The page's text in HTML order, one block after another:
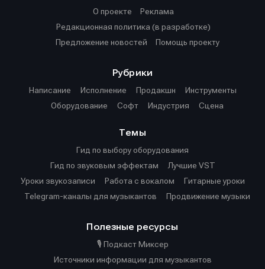
О проекте
Реклама
Редакционная политика (в разработке)
Предложение новостей
Помощь проекту
Рубрики
Написание
Исполнение Продакшн
Инструменты
Оборудование
Софт Индустрия Сцена
Темы
Гид по выбору оборудования
Гид по звуковым эффектам
Лучшие VST
Уроки звукозаписи
Работа с вокалом
Гитарные уроки
Telegram-каналы для музыкантов
Продвижение музыки
Полезные ресурсы
🎙️ Подкаст Миксер
Источники информации для музыкантов